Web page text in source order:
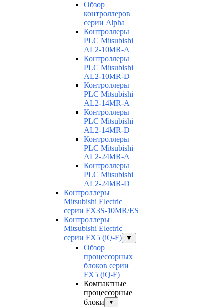
Обзор
контроллеров
серии Alpha
Контроллеры
PLC Mitsubishi
AL2-10MR-A
Контроллеры
PLC Mitsubishi
AL2-10MR-D
Контроллеры
PLC Mitsubishi
AL2-14MR-A
Контроллеры
PLC Mitsubishi
AL2-14MR-D
Контроллеры
PLC Mitsubishi
AL2-24MR-A
Контроллеры
PLC Mitsubishi
AL2-24MR-D
Контроллеры
Mitsubishi Electric
серии FX3S-10MR/ES
Контроллеры
Mitsubishi Electric
серии FX5 (iQ-F)
▼
Обзор
процессорных
блоков серии
FX5 (iQ-F)
Компактные
процессорные
блоки
▼